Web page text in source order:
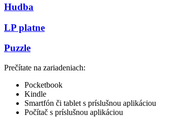
Hudba
LP platne
Puzzle
Prečítate na zariadeniach:
Pocketbook
Kindle
Smartfón či tablet s príslušnou aplikáciou
Počítač s príslušnou aplikáciou